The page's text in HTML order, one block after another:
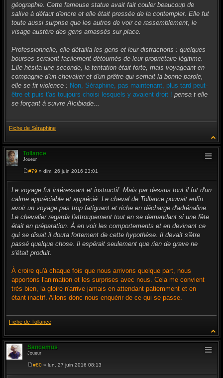
e
géographie. Cette fameuse statue avait fait couler beaucoup de
salive à défaut d'encre et elle était pressée de la contempler. Elle fut
toute aussi surprise que les autres de voir ce rassemblement, le
visage austère des gens amassés sur place.
Professionnelle, elle détailla les gens et leur distractions : quelques
bourses seraient facilement détournés de leur propriétaire légitime.
Elle hésita une seconde, la tentation était forte, mais voyageant en
compagnie d'un chevalier et d'un prêtre qui semait la bonne parole,
elle se fit violence : Non, Séraphine, pas maintenant, plus tard peut-
être et puis t'as toujours choisi lesquels y avaient droit ! pensa t elle
se forçant à suivre Alcibiade...
Fiche de Séraphine
Tollance
Joueur
s
a
e
#79 » dim. 26 juin 2016 23:01
Le voyage fut intéressant et instructif. Mais par dessus tout il fut d'un
calme appréciable et apprécié. Le cheval de Tollance pouvait enfin
avoir un voyage pas trop fatiguant et riche en décharge d'adrénaline.
Le chevalier regarda l'attroupement tout en se demandant si une fête
était en préparation. À en voir les comportements et en devinant ce
qui se disait il douta fortement de cette hypothèse. Il devait s'être
passé quelque chose. Il espérait seulement que rien de grave ne
s'était produit.
À croire qu'à chaque fois que nous arrivons quelque part, nous
apportons l'animation et les surprises avec nous. Cela me convient
très bien, la gloire n'arrive jamais en attendant patiemment et en
étant inactif. Allons donc nous enquérir de ce qui se passe.
Fiche de Tollance
Sancemus
Joueur
#80 » lun. 27 juin 2016 08:13